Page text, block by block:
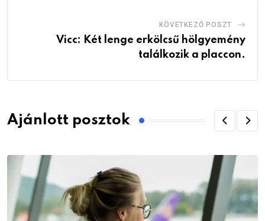
KÖVETKEZŐ POSZT
Vicc: Két lenge erkölcsű hölgyemény
találkozik a placcon.
Ajánlott posztok